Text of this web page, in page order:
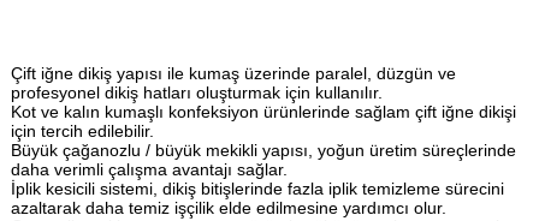
Çift iğne dikiş yapısı ile kumaş üzerinde paralel, düzgün ve
profesyonel dikiş hatları oluşturmak için kullanılır.
Kot ve kalın kumaşlı konfeksiyon ürünlerinde sağlam çift iğne dikişi
için tercih edilebilir.
Büyük çağanozlu / büyük mekikli yapısı, yoğun üretim süreçlerinde
daha verimli çalışma avantajı sağlar.
İplik kesicili sistemi, dikiş bitişlerinde fazla iplik temizleme sürecini
azaltarak daha temiz işçilik elde edilmesine yardımcı olur.